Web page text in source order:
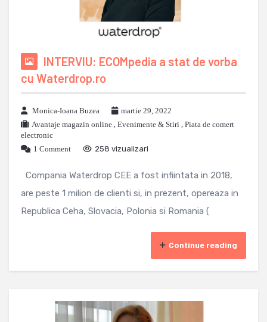
INTERVIU: ECOMpedia a stat de vorba
cu Waterdrop.ro
Monica-Ioana Buzea
martie 29, 2022
Avantaje magazin online , Evenimente & Stiri , Piata de comert
electronic
1 Comment
258 vizualizari
Compania Waterdrop CEE a fost infiintata in 2018,
are peste 1 milion de clienti si, in prezent, opereaza in
Republica Ceha, Slovacia, Polonia si Romania (
Continue reading